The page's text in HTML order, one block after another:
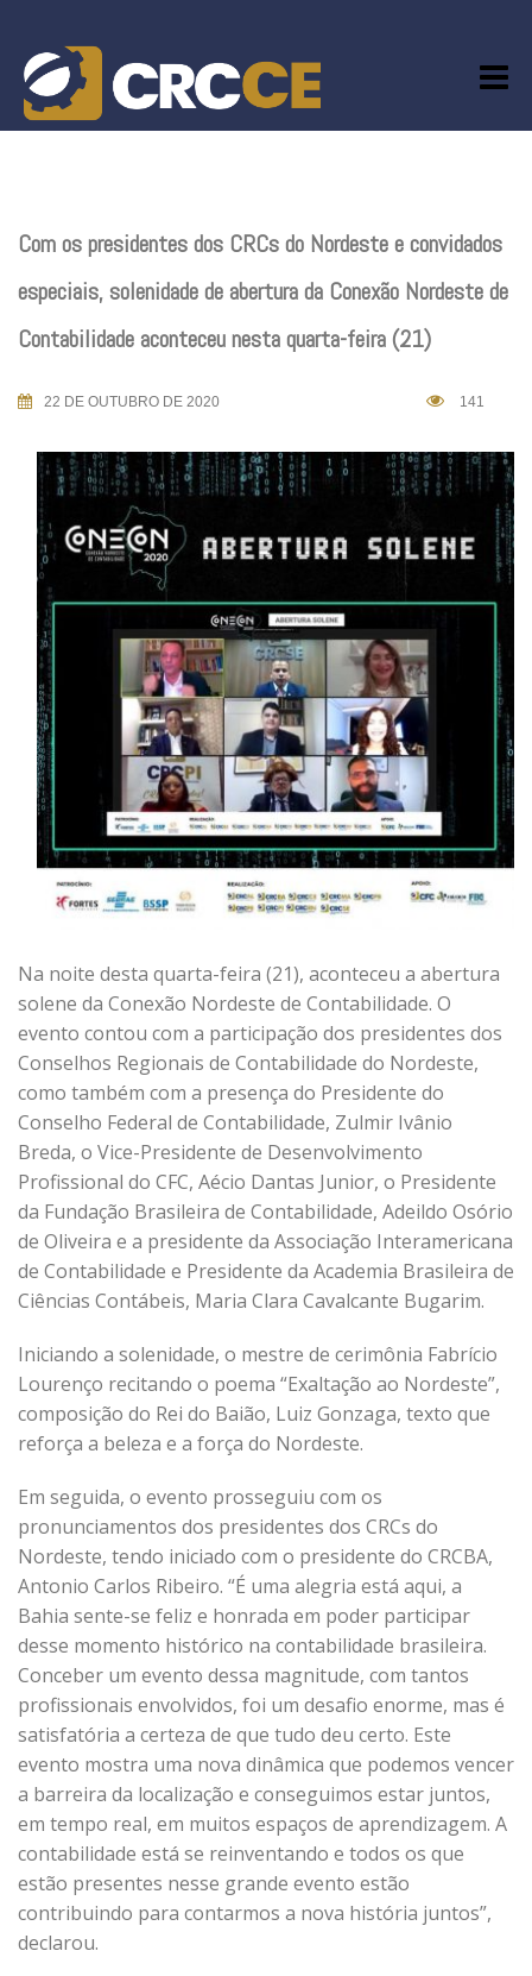
content
Com os presidentes dos CRCs do Nordeste e convidados
especiais, solenidade de abertura da Conexão Nordeste de
Contabilidade aconteceu nesta quarta-feira (21)
22 DE OUTUBRO DE 2020 141
Na noite desta quarta-feira (21), aconteceu a abertura
solene da Conexão Nordeste de Contabilidade. O
evento contou com a participação dos presidentes dos
Conselhos Regionais de Contabilidade do Nordeste,
como também com a presença do Presidente do
Conselho Federal de Contabilidade, Zulmir Ivânio
Breda, o Vice-Presidente de Desenvolvimento
Profissional do CFC, Aécio Dantas Junior, o Presidente
da Fundação Brasileira de Contabilidade, Adeildo Osório
de Oliveira e a presidente da Associação Interamericana
de Contabilidade e Presidente da Academia Brasileira de
Ciências Contábeis, Maria Clara Cavalcante Bugarim.
Iniciando a solenidade, o mestre de cerimônia Fabrício
Lourenço recitando o poema “Exaltação ao Nordeste”,
composição do Rei do Baião, Luiz Gonzaga, texto que
reforça a beleza e a força do Nordeste.
Em seguida, o evento prosseguiu com os
pronunciamentos dos presidentes dos CRCs do
Nordeste, tendo iniciado com o presidente do CRCBA,
Antonio Carlos Ribeiro. “É uma alegria está aqui, a
Bahia sente-se feliz e honrada em poder participar
desse momento histórico na contabilidade brasileira.
Conceber um evento dessa magnitude, com tantos
profissionais envolvidos, foi um desafio enorme, mas é
satisfatória a certeza de que tudo deu certo. Este
evento mostra uma nova dinâmica que podemos vencer
a barreira da localização e conseguimos estar juntos,
em tempo real, em muitos espaços de aprendizagem. A
contabilidade está se reinventando e todos os que
estão presentes nesse grande evento estão
contribuindo para contarmos a nova história juntos”,
declarou.